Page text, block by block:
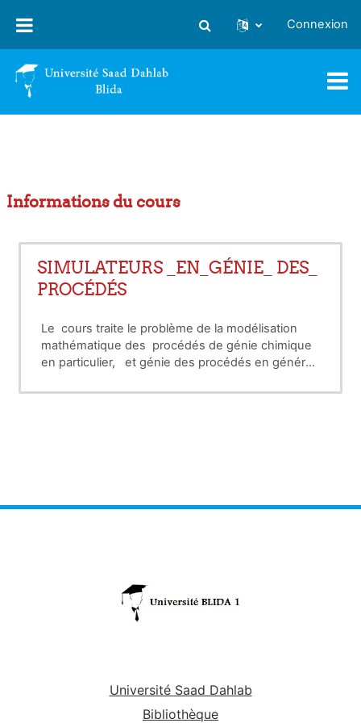
Activer/désactiver la saisie
Connexion
Informations du cours
SIMULATEURS _EN_GÉNIE_ DES_
PROCÉDÉS
Le cours traite le problème de la modélisation
mathématique des procédés de génie chimique
en particulier, et génie des procédés en général.
On passe de la modélisation mathématique à
Université Saad Dahlab
Bibliothèque